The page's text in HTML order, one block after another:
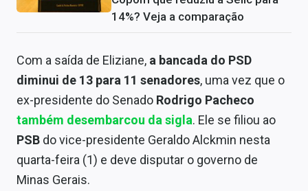
14%? Veja a comparação
Com a saída de Eliziane, a bancada do PSD
diminui de 13 para 11 senadores, uma vez que o
ex-presidente do Senado Rodrigo Pacheco
também desembarcou da sigla. Ele se filiou ao
PSB do vice-presidente Geraldo Alckmin nesta
quarta-feira (1) e deve disputar o governo de
Minas Gerais.